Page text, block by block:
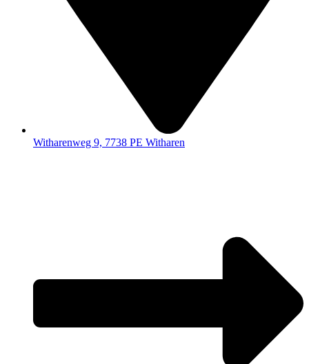
Witharenweg 9, 7738 PE Witharen